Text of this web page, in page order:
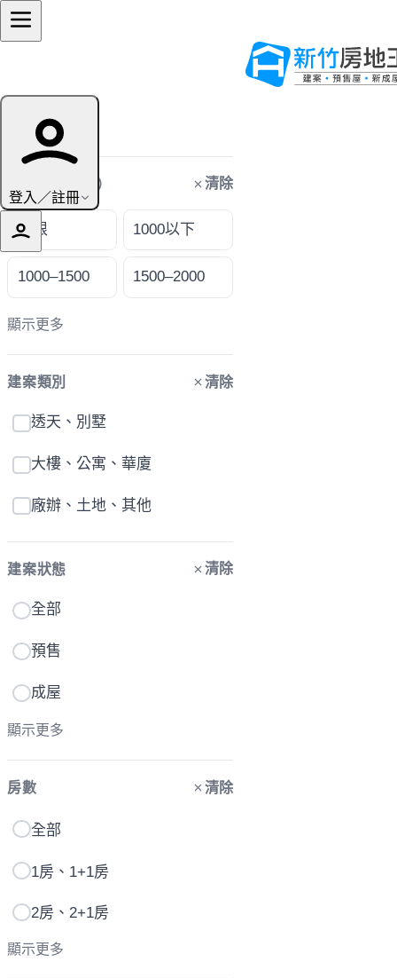
登入／註冊
篩選條件
購屋預算（萬） 清除
不限 1000以下
1000–1500 1500–2000
顯示更多
建案類別 清除
透天、別墅
大樓、公寓、華廈
廠辦、土地、其他
建案狀態 清除
全部
預售
成屋
顯示更多
房數 清除
全部
1房、1+1房
2房、2+1房
顯示更多